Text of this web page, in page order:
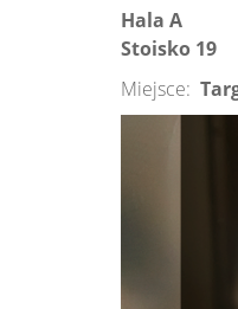
Hala A
Stoisko 19
Miejsce: